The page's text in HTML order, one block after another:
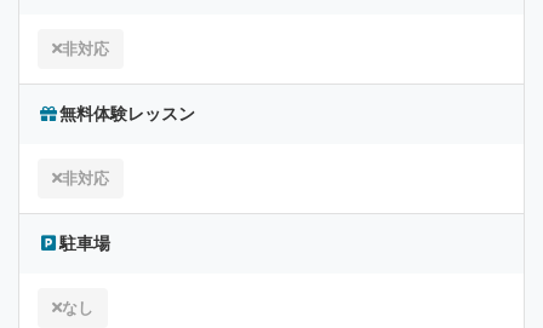
非対応
無料体験レッスン
非対応
駐車場
なし